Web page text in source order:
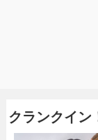
クランクイ